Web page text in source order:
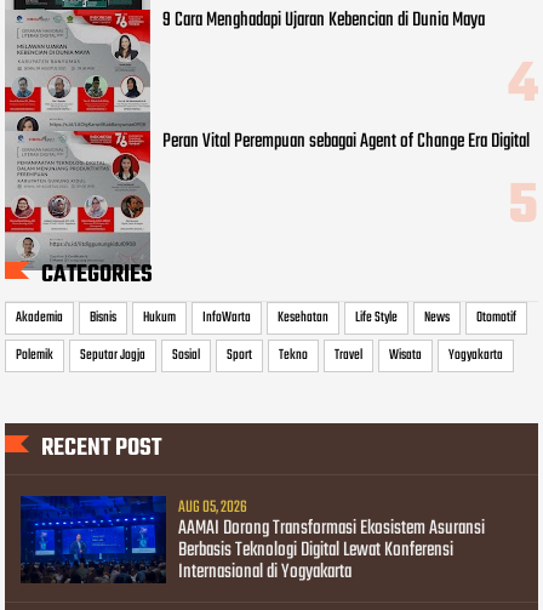
9 Cara Menghadapi Ujaran Kebencian di Dunia Maya
Peran Vital Perempuan sebagai Agent of Change Era Digital
CATEGORIES
Akademia Bisnis Hukum InfoWarta Kesehatan Life Style News
Otomotif
Polemik
Seputar Jogja Sosial Sport Tekno Travel Wisata Yogyakarta
RECENT POST
AUG 05, 2026
AAMAI Dorong Transformasi Ekosistem Asuransi
Berbasis Teknologi Digital Lewat Konferensi
Internasional di Yogyakarta